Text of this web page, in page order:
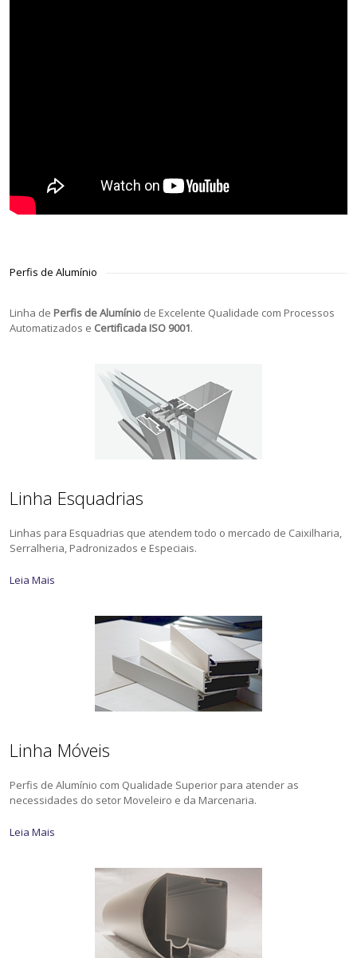
Perfis de Alumínio
Linha de Perfis de Alumínio de Excelente Qualidade com Processos
Automatizados e Certificada ISO 9001.
Linha Esquadrias
Linhas para Esquadrias que atendem todo o mercado de Caixilharia,
Serralheria, Padronizados e Especiais.
Leia Mais
Linha Móveis
Perfis de Alumínio com Qualidade Superior para atender as
necessidades do setor Moveleiro e da Marcenaria.
Leia Mais